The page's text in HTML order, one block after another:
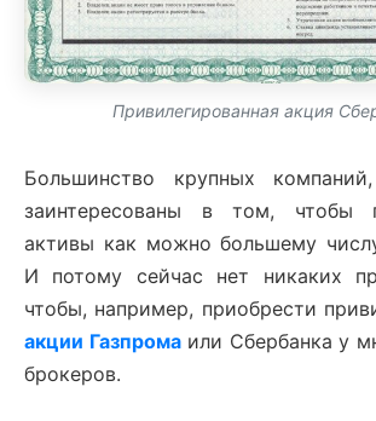
Привилегированная акция
Большинство крупных
заинтересованы в том, чтобы
активы как можно большему
И потому сейчас нет никаких
чтобы, например, приобрести
акции Газпромаили Сбербанка у
брокеров.